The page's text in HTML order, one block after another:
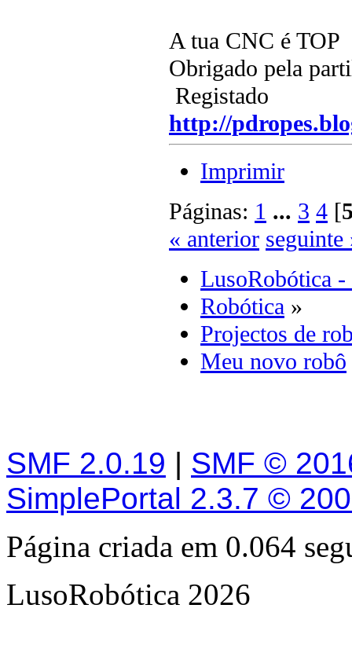
A tua CNC é TOP
Obrigado pela
Registado
http://
Imprimir
Páginas: 1 ... 3 4 [
« anterior seguinte
LusoRobótica -
Robótica »
Projectos de
Meu novo robô
SMF 2.0.19 | SMF ©
SimplePortal 2.3.7 ©
Página criada em 0.064
LusoRobótica 2026